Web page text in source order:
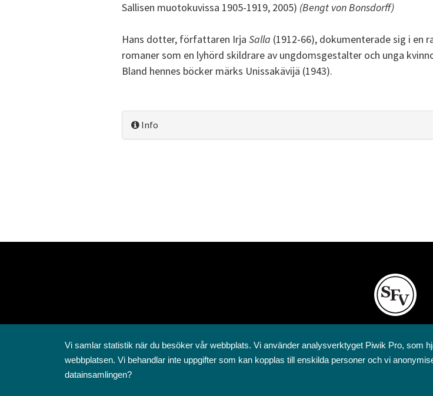
Sallisen muotokuvissa 1905-1919, 2005) (Bengt von Bonsdorff)
Hans dotter, författaren Irja Salla (1912-66), dokumenterade sig i en
romaner som en lyhörd skildrare av ungdomsgestalter och unga
Bland hennes böcker märks Unissakävijä (1943).
Info
Annegatan 12
00120
Vi samlar statistik när du besöker vår webbplats. Vi använder analysverktyget Piwik Pro, som
webbplatsen. Vi behandlar inte uppgifter som kan kopplas till enskilda personer och vi
datainsamlingen?